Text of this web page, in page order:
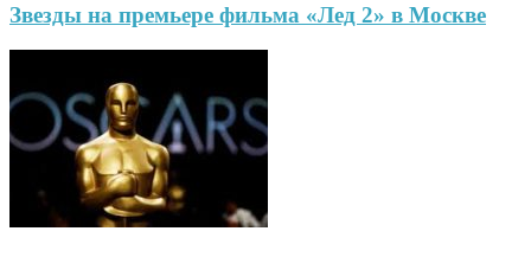
Звезды на премьере фильма «Лед 2» в Москве